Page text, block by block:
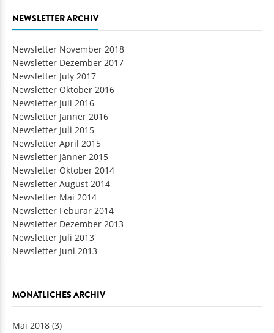
NEWSLETTER ARCHIV
Newsletter November 2018
Newsletter Dezember 2017
Newsletter July 2017
Newsletter Oktober 2016
Newsletter Juli 2016
Newsletter Jänner 2016
Newsletter Juli 2015
Newsletter April 2015
Newsletter Jänner 2015
Newsletter Oktober 2014
Newsletter August 2014
Newsletter Mai 2014
Newsletter Feburar 2014
Newsletter Dezember 2013
Newsletter Juli 2013
Newsletter Juni 2013
MONATLICHES ARCHIV
Mai 2018 (3)